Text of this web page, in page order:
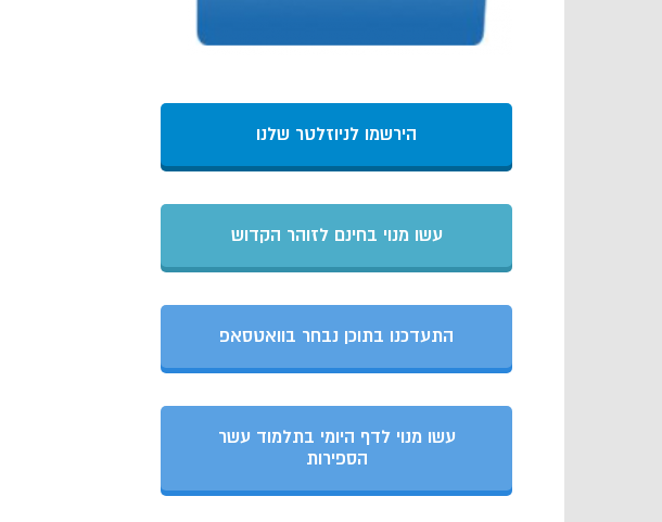
הירשמו לניוזלטר שלנו
עשו מנוי בחינם לזוהר הקדוש
התעדכנו בתוכן נבחר בוואטסאפ
עשו מנוי לדף היומי בתלמוד עשר
הספירות